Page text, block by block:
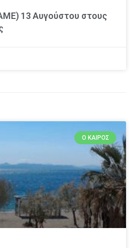
13 Αυγούστου στους
Ο ΚΑΙΡΌΣ